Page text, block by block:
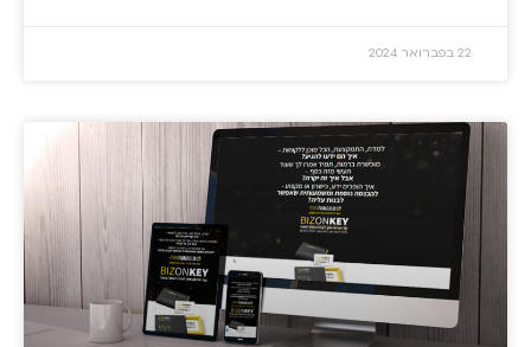
22 בפברואר 2024